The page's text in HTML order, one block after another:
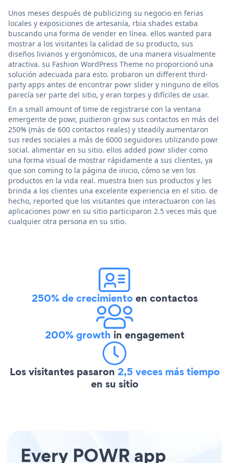
Unos meses después de publicizing su negocio en ferias
locales y exposiciones de artesanía, rbia shades estaba
buscando una forma de vender en línea. ellos wanted para
mostrar a los visitantes la calidad de su producto, sus
diseños livianos y ergonómicos, de una manera visualmente
atractiva. su Fashion WordPress Theme no proporcionó una
solución adecuada para esto. probaron un different third-
party apps antes de encontrar powr slider y ninguno de ellos
parecía ser parte del sitio, y eran torpes y difíciles de usar.
En a small amount of time de registrarse con la ventana
emergente de powr, pudieron grow sus contactos en más del
250% (más de 600 contactos reales) y steadily aumentaron
sus redes sociales a más de 6000 seguidores utilizando powr
social. alimentar en su sitio. ellos added powr slider como
una forma visual de mostrar rápidamente a sus clientes, ya
que son coming to la página de inicio, cómo se ven los
productos en la vida real. muestra bien sus productos y les
brinda a los clientes una excelente experiencia en el sitio. de
hecho, reported que los visitantes que interactuaron con las
aplicaciones powr en su sitio participaron 2.5 veces más que
cualquier otra persona en su sitio.
250% de crecimientoen contactos
200% growth in engagement
Los visitantes pasaron 2,5 veces más tiempo
en su sitio
Every POWR app